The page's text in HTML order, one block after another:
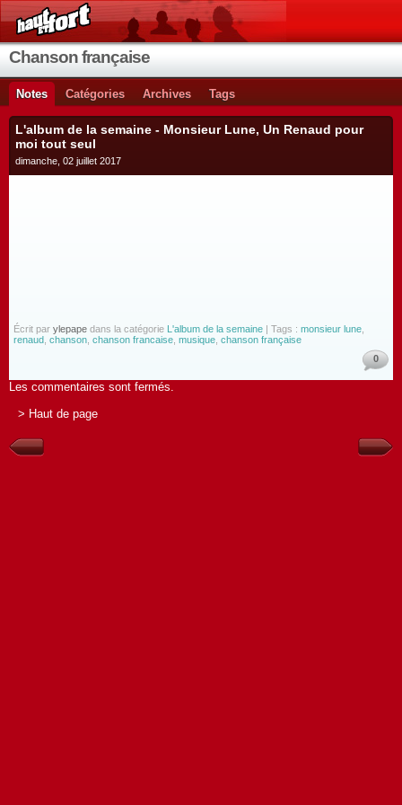
Chanson française
Notes Catégories Archives Tags
L'album de la semaine - Monsieur Lune, Un Renaud pour
moi tout seul
dimanche, 02 juillet 2017
Écrit par ylepape dans la catégorie L'album de la semaine | Tags : monsieur lune
renaud chanson chanson francaise musique chanson française
0
Les commentaires sont fermés.
> Haut de page